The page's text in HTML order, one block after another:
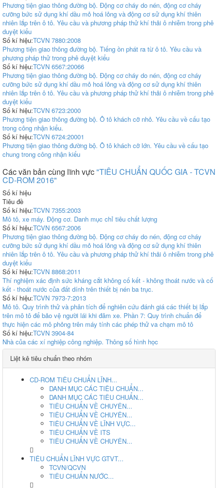
Phương tiện giao thông đường bộ. Động cơ cháy do nén, động cơ cháy
cưỡng bức sử dụng khí dầu mỏ hoá lỏng và động cơ sử dụng khí thiên
nhiên lắp trên ô tô. Yêu cầu và phương pháp thử khí thải ô nhiễm trong phê
duyệt kiểu
Số kí hiệu:TCVN 7880:2008
Phương tiện giao thông đường bộ. Tiếng ồn phát ra từ ô tô. Yêu cầu và
phương pháp thử trong phê duyệt kiểu
Số kí hiệu:TCVN 6567:20066
Phương tiện giao thông đường bộ. Động cơ cháy do nén, động cơ cháy
cưỡng bức sử dụng khí dầu mỏ hoá lỏng và động cơ sử dụng khí thiên
nhiên lắp trên ô tô. Yêu cầu và phương pháp thử khí thải ô nhiễm trong phê
duyệt kiểu
Số kí hiệu:TCVN 6723:2000
Phương tiện giao thông đường bộ. Ô tô khách cỡ nhỏ. Yêu cầu về cấu tạo
trong công nhận kiểu.
Số kí hiệu:TCVN 6724:20001
Phương tiện giao thông đường bộ. Ô tô khách cỡ lớn. Yêu cầu về cấu tạo
chung trong công nhận kiểu
Các văn bản cùng lĩnh vực"TIÊU CHUẨN QUỐC GIA - TCVN
CD-ROM 2016"
Số kí hiệu
Tiêu đề
Số kí hiệu:TCVN 7355:2003
Mô tô, xe máy. Động cơ. Danh mục chỉ tiêu chất lượng
Số kí hiệu:TCVN 6567:2006
Phương tiện giao thông đường bộ. Động cơ cháy do nén, động cơ cháy
cưỡng bức sử dụng khí dầu mỏ hoá lỏng và động cơ sử dụng khí thiên
nhiên lắp trên ô tô. Yêu cầu và phương pháp thử khí thải ô nhiễm trong phê
duyệt kiểu
Số kí hiệu:TCVN 8868:2011
Thí nghiệm xác định sức kháng cắt không cố kết - không thoát nước và cố
kết - thoát nước của đất dính trên thiết bị nén ba trục.
Số kí hiệu:TCVN 7973-7:2013
Mô tô. Quy trình thử và phân tích để nghiên cứu đánh giá các thiết bị lắp
trên mô tô để bảo vệ người lái khi đâm xe. Phần 7: Quy trình chuẩn để
thực hiện các mô phỏng trên máy tính các phép thử va chạm mô tô
Số kí hiệu:TCVN 3904-84
Nhà của các xí nghiệp công nghiệp. Thông số hình học
Liệt kê tiêu chuẩn theo nhóm
CD-ROM TIÊU CHUẨN LĨNH...
DANH MỤC CÁC TIÊU CHUẨN...
DANH MỤC CÁC TIÊU CHUẨN...
TIÊU CHUẨN VỀ CHUYÊN...
TIÊU CHUẨN VỀ CHUYÊN...
TIÊU CHUẨN VỀ LĨNH VỰC...
TIÊU CHUẨN VỀ ITS
TIÊU CHUẨN VỀ CHUYÊN...
TIÊU CHUẨN LĨNH VỰC GTVT...
TCVN/QCVN
TIÊU CHUẨN NƯỚC...